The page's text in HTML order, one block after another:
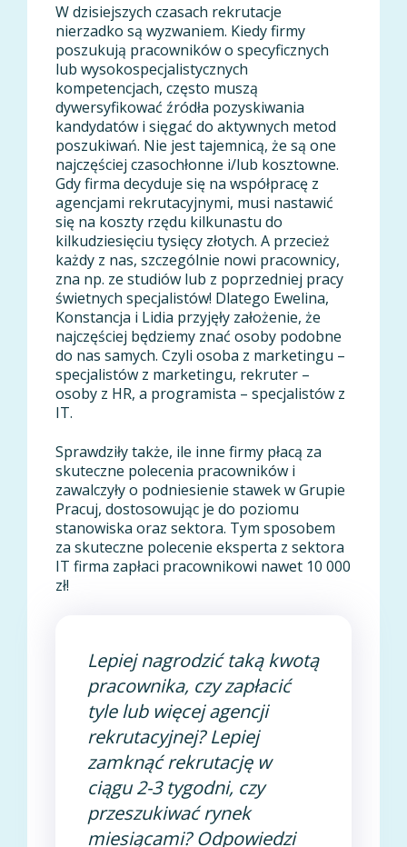
W dzisiejszych czasach rekrutacje
nierzadko są wyzwaniem. Kiedy firmy
poszukują pracowników o specyficznych
lub wysokospecjalistycznych
kompetencjach, często muszą
dywersyfikować źródła pozyskiwania
kandydatów i sięgać do aktywnych metod
poszukiwań. Nie jest tajemnicą, że są one
najczęściej czasochłonne i/lub kosztowne.
Gdy firma decyduje się na współpracę z
agencjami rekrutacyjnymi, musi nastawić
się na koszty rzędu kilkunastu do
kilkudziesięciu tysięcy złotych. A przecież
każdy z nas, szczególnie nowi pracownicy,
zna np. ze studiów lub z poprzedniej pracy
świetnych specjalistów! Dlatego Ewelina,
Konstancja i Lidia przyjęły założenie, że
najczęściej będziemy znać osoby podobne
do nas samych. Czyli osoba z marketingu –
specjalistów z marketingu, rekruter –
osoby z HR, a programista – specjalistów z
IT.
Sprawdziły także, ile inne firmy płacą za
skuteczne polecenia pracowników i
zawalczyły o podniesienie stawek w Grupie
Pracuj, dostosowując je do poziomu
stanowiska oraz sektora. Tym sposobem
za skuteczne polecenie eksperta z sektora
IT firma zapłaci pracownikowi nawet 10 000
zł!
Lepiej nagrodzić taką kwotą
pracownika, czy zapłacić
tyle lub więcej agencji
rekrutacyjnej? Lepiej
zamknąć rekrutację w
ciągu 2-3 tygodni, czy
przeszukiwać rynek
miesiącami? Odpowiedzi